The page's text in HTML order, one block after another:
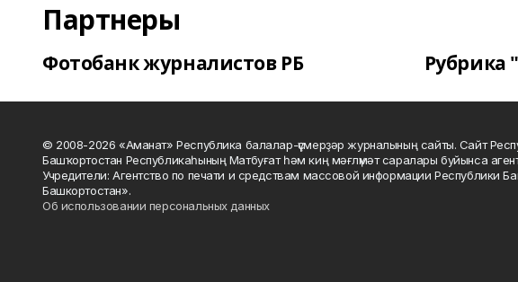
Партнеры
Фотобанк журналистов РБ Рубрика
© 2008-2026 «Аманат» Республика балалар-үҫмерҙәр журналының сайты. Сайт
Башҡортостан Республикаһының Матбуғат һәм киң мәғлүмәт саралары буйынса
Учредители: Агентство по печати и средствам массовой информации Республики
Башкортостан».
Об использовании персональных данных